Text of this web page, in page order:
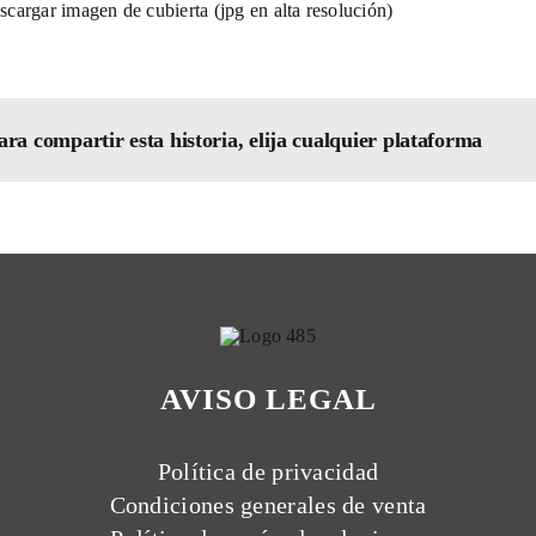
imagen de cubierta (jpg en alta resolución)
compartir esta historia, elija cualquier plataforma
AVISO LEGAL
Política de privacidad
Condiciones generales de venta